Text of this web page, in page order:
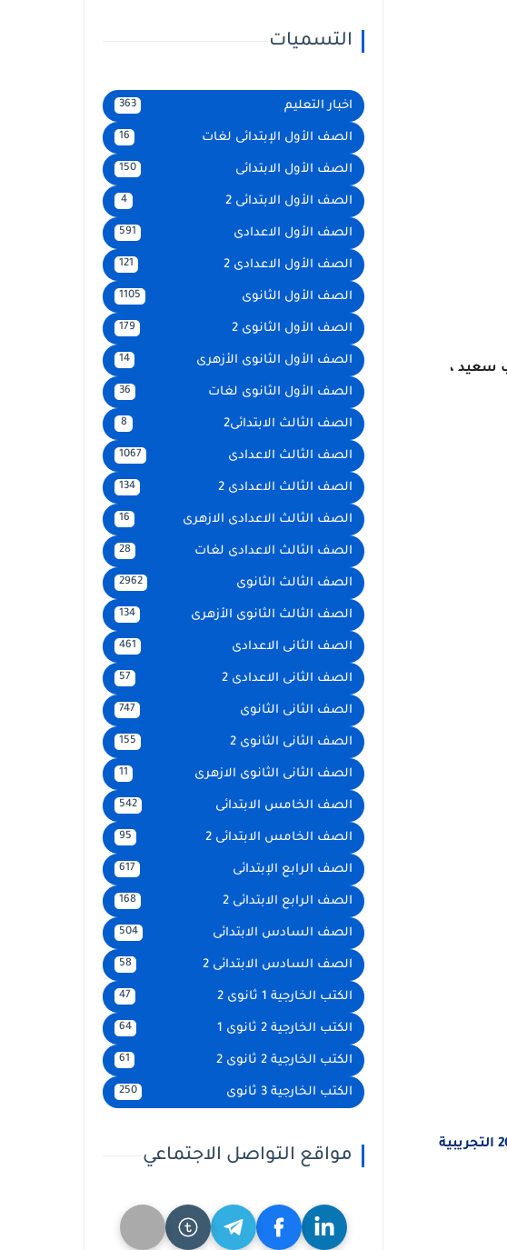
2021 مستر ايهاب سعيد ،
التسميات
اخبار التعليم 363
الصف الأول الإبتدائى لغات 16
الصف الأول الابتدائى 150
الصف الأول الابتدائى 2 4
الصف الأول الاعدادى 591
الصف الأول الاعدادى 2 121
الصف الأول الثانوى 1105
الصف الأول الثانوى 2 179
الصف الأول الثانوى الأزهرى 14
الصف الأول الثانوى لغات 36
الصف الثالث الابتدائى2 8
الصف الثالث الاعدادى 1067
الصف الثالث الاعدادى 2 134
الصف الثالث الاعدادى الازهرى 16
الصف الثالث الاعدادى لغات 28
الصف الثالث الثانوى 2962
الصف الثالث الثانوى الأزهرى 134
الصف الثانى الاعدادى 461
الصف الثانى الاعدادى 2 57
الصف الثانى الثانوى 747
الصف الثانى الثانوى 2 155
الصف الثانى الثانوى الازهرى 11
الصف الخامس الابتدائى 542
الصف الخامس الابتدائى 2 95
الصف الرابع الإبتدائى 617
الصف الرابع الابتدائى 2 168
الصف السادس الابتدائى 504
الصف السادس الابتدائى 2 58
الكتب الخارجية 1 ثانوى 2 47
الكتب الخارجية 2 ثانوى 1 64
الكتب الخارجية 2 ثانوى 2 61
الكتب الخارجية 3 ثانوى 250
مواقع التواصل الاجتماعي